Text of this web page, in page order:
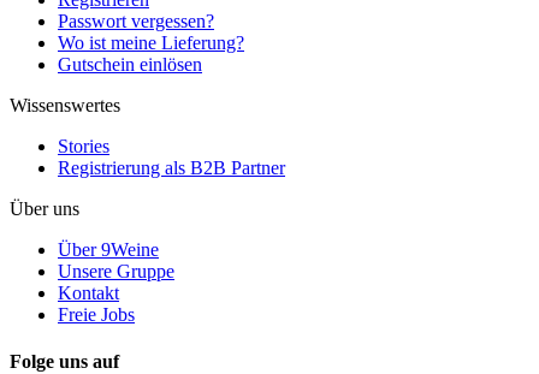
Passwort vergessen?
Wo ist meine Lieferung?
Gutschein einlösen
Wissenswertes
Stories
Registrierung als B2B Partner
Über uns
Über 9Weine
Unsere Gruppe
Kontakt
Freie Jobs
Folge uns auf